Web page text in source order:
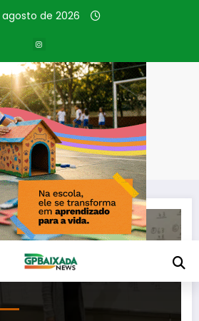
de 2026
Provisória
Medida Provisória